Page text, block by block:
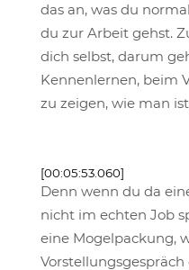
das an, was du
du zur Arbeit gehst.
dich selbst, darum
Kennenlernen, beim
zu zeigen, wie man
[00:05:53.060]
Denn wenn du da
nicht im echten Job
eine Mogelpackung,
Vorstellungsgespräch